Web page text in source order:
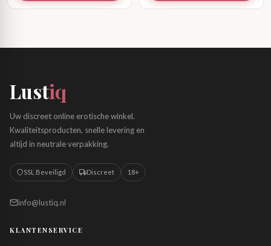
Lustiq
Uw discreet online erotische winkel.
Kwaliteitsproducten, snelle levering en
altijd in neutrale verpakking.
SSL Beveiligd Discreet 18+
info@lustiq.nl
KLANTENSERVICE